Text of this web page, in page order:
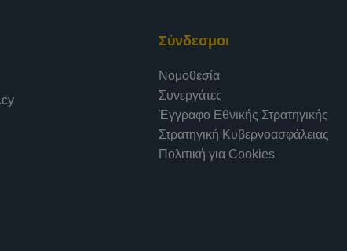
Σύνδεσμοι
Νομοθεσία
Συνεργάτες
Έγγραφο Εθνικής Στρατηγικής
Στρατηγική Κυβερνοασφάλειας
Πολιτική για Cookies